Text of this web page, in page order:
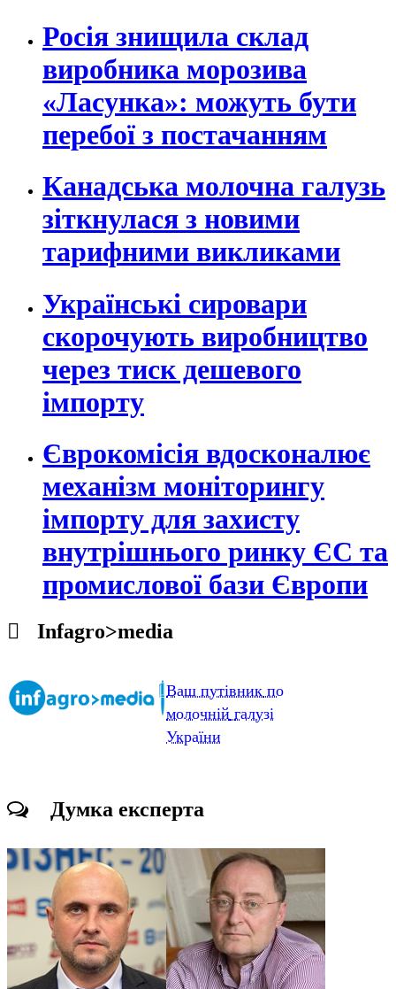
Росія знищила склад
виробника морозива
«Ласунка»: можуть бути
перебої з постачанням
Канадська молочна галузь
зіткнулася з новими
тарифними викликами
Українські сировари
скорочують виробництво
через тиск дешевого
імпорту
Єврокомісія вдосконалює
механізм моніторингу
імпорту для захисту
внутрішнього ринку ЄС та
промислової бази Європи
Infagro>media
Ваш путівник по
молочній галузі
України
Думка експерта